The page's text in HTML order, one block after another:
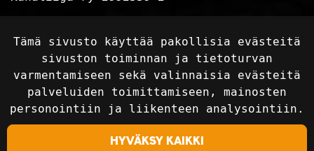
Tämä sivusto käyttää pakollisia evästeitä
sivuston toiminnan ja tietoturvan
varmentamiseen sekä valinnaisia evästeitä
palveluiden toimittamiseen, mainosten
personointiin ja liikenteen analysointiin.
Hyväksy kaikki
Toimitusehdot
Seuraa sosiaalisessa mediassa